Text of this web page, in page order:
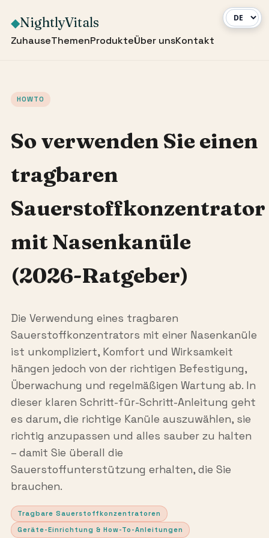
◆NightlyVitals
ZuhauseThemenProdukteÜber unsKontakt
HOWTO
So verwenden Sie einen
tragbaren
Sauerstoffkonzentrator
mit Nasenkanüle
(2026-Ratgeber)
Die Verwendung eines tragbaren
Sauerstoffkonzentrators mit einer Nasenkanüle
ist unkompliziert, Komfort und Wirksamkeit
hängen jedoch von der richtigen Befestigung,
Überwachung und regelmäßigen Wartung ab. In
dieser klaren Schritt-für-Schritt-Anleitung geht
es darum, die richtige Kanüle auszuwählen, sie
richtig anzupassen und alles sauber zu halten
– damit Sie überall die
Sauerstoffunterstützung erhalten, die Sie
brauchen.
Tragbare Sauerstoffkonzentratoren
Geräte-Einrichtung & How-To-Anleitungen